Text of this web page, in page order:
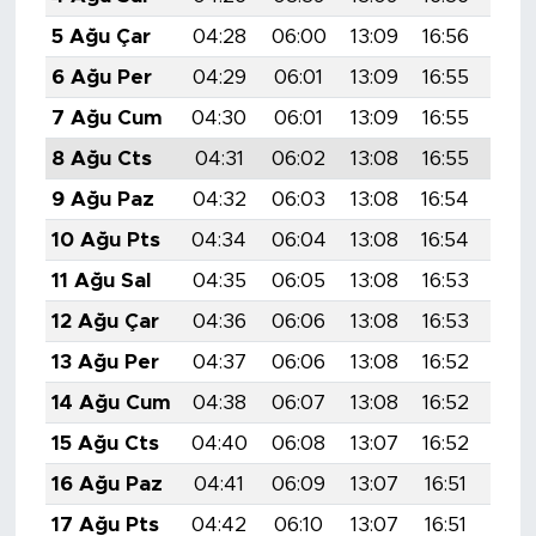
5 Ağu Çar
04:28 06:00 13:09 16:56
6 Ağu Per
04:29 06:01 13:09 16:55
7 Ağu Cum
04:30 06:01 13:09 16:55
8 Ağu Cts
04:31 06:02 13:08 16:55
9 Ağu Paz
04:32 06:03 13:08 16:54
10 Ağu Pts
04:34 06:04 13:08 16:54
11 Ağu Sal
04:35 06:05 13:08 16:53
12 Ağu Çar
04:36 06:06 13:08 16:53
13 Ağu Per
04:37 06:06 13:08 16:52
14 Ağu Cum
04:38 06:07 13:08 16:52
15 Ağu Cts
04:40 06:08 13:07 16:52
16 Ağu Paz
04:41 06:09 13:07 16:51
17 Ağu Pts
04:42 06:10 13:07 16:51